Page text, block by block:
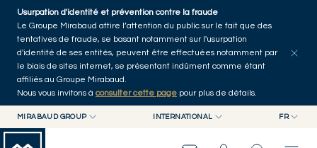
Skip to main content
Usurpation d'identité et prévention contre la fraude
Le Groupe Mirabaud attire l’attention du public sur le fait que des
tentatives de fraude, se basant notamment sur l'usurpation
d'identité de ses entités, peuvent être effectuées notamment par
le biais de sites internet, se présentant indûment comme étant
affiliés au Groupe Mirabaud.
Nous vous invitons à consulter cette page pour plus de détails.
MIRABAUD GROUP INTERNATIONAL FR
Accueil
Communiqués de pressePublications